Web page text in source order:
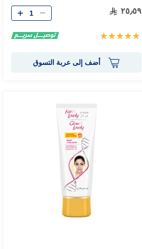
٢٥٫٥٩
تقييم:
الكمية
أضف إلى عربة التسوق